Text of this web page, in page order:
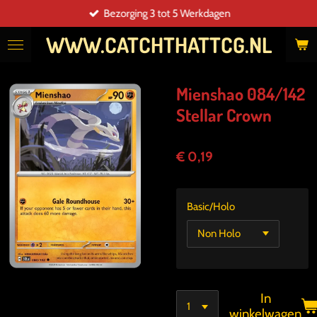
direct
naar
WWW.CATCHTHATTCG.NL
Bezorging 3 tot 5 Werkdagen
Mienshao 084/142
Stellar Crown
€ 0,19
Basic/Holo
In